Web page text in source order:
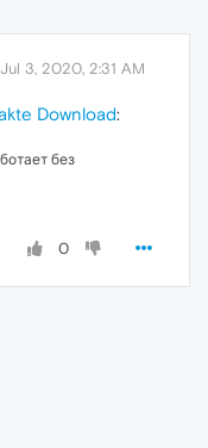
Jul 3, 2020, 2:31 AM
Download:
без
0